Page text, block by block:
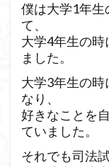
僕は大学1年生
て、
大学4年生の時
ました。
大学3年生の時
なり、
好きなことを
ていました。
それでも司法